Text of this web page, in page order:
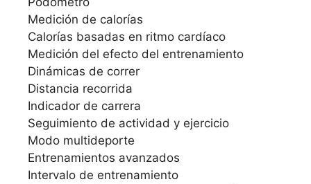
Medición de calorías
Calorías basadas en ritmo cardíaco
Medición del efecto del entrenamiento
Dinámicas de correr
Distancia recorrida
Indicador de carrera
Seguimiento de actividad y ejercicio
Modo multideporte
Entrenamientos avanzados
Intervalo de entrenamiento